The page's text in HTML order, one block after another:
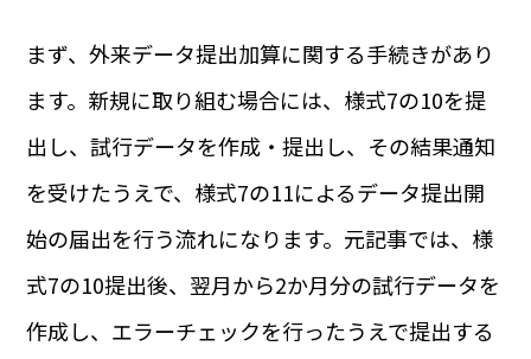
まず、外来データ提出加算に関する手続きがあり
ます。新規に取り組む場合には、様式7の10を提
出し、試行データを作成・提出し、その結果通知
を受けたうえで、様式7の11によるデータ提出開
始の届出を行う流れになります。元記事では、様
式7の10提出後、翌月から2か月分の試行データを
作成し、エラーチェックを行ったうえで提出する